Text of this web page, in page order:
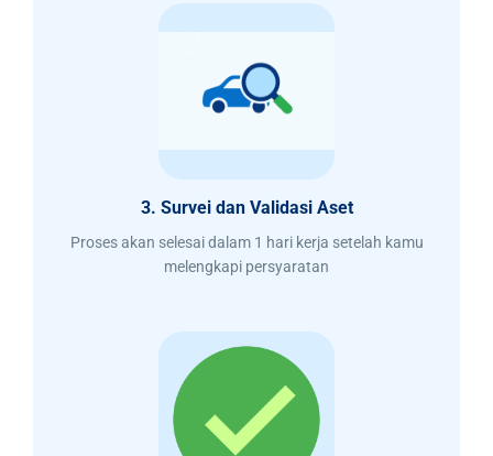
3. Survei dan Validasi Aset
Proses akan selesai dalam 1 hari kerja setelah kamu
melengkapi persyaratan